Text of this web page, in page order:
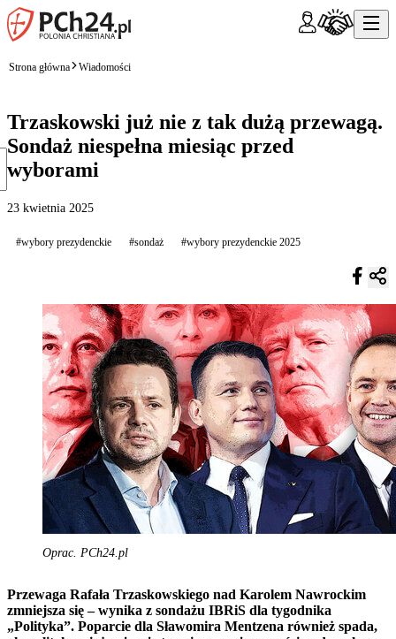
Strona główna Wiadomości
Trzaskowski już nie z tak dużą przewagą.
Sondaż niespełna miesiąc przed
wyborami
23 kwietnia 2025
#wybory prezydenckie #sondaż #wybory prezydenckie 2025
Oprac. PCh24.pl
Przewaga Rafała Trzaskowskiego nad Karolem Nawrockim
zmniejsza się – wynika z sondażu IBRiS dla tygodnika
„Polityka”. Poparcie dla Sławomira Mentzena również spada,